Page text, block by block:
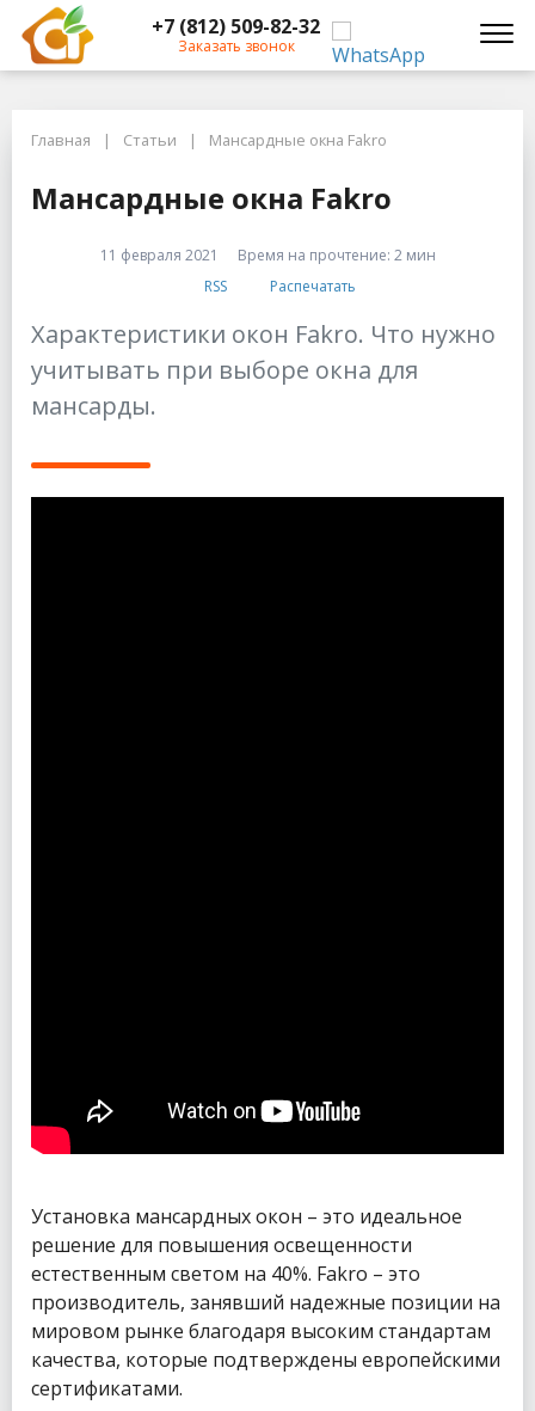
+7 (812) 509-82-32
Заказать звонок
Статьи
Мансардные окна Fakro
Главная Статьи Мансардные окна Fakro
Мансардные окна Fakro
11 февраля 2021 Время на прочтение: 2 мин
RSS
Распечатать
Характеристики окон Fakro. Что нужно
учитывать при выборе окна для
мансарды.
Установка мансардных окон – это идеальное
решение для повышения освещенности
естественным светом на 40%. Fakro – это
производитель, занявший надежные позиции на
мировом рынке благодаря высоким стандартам
качества, которые подтверждены европейскими
сертификатами.